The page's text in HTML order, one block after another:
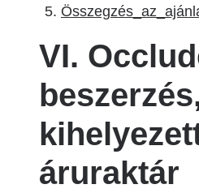
VI.
áruraktár